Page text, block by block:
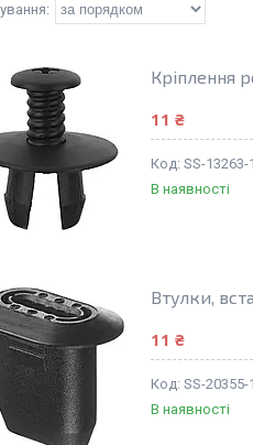
Кріплення
11 ₴
SS-13263-
В наявності
Втулки,
11 ₴
SS-20355-
В наявності